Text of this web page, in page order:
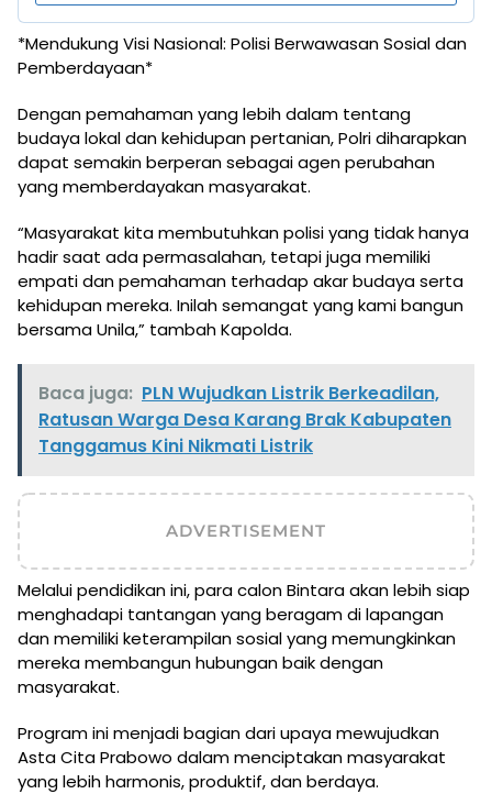
*Mendukung Visi Nasional: Polisi Berwawasan Sosial dan
Pemberdayaan*
Dengan pemahaman yang lebih dalam tentang
budaya lokal dan kehidupan pertanian, Polri diharapkan
dapat semakin berperan sebagai agen perubahan
yang memberdayakan masyarakat.
“Masyarakat kita membutuhkan polisi yang tidak hanya
hadir saat ada permasalahan, tetapi juga memiliki
empati dan pemahaman terhadap akar budaya serta
kehidupan mereka. Inilah semangat yang kami bangun
bersama Unila,” tambah Kapolda.
Baca juga: PLN Wujudkan Listrik Berkeadilan,
Ratusan Warga Desa Karang Brak Kabupaten
Tanggamus Kini Nikmati Listrik
ADVERTISEMENT
Melalui pendidikan ini, para calon Bintara akan lebih siap
menghadapi tantangan yang beragam di lapangan
dan memiliki keterampilan sosial yang memungkinkan
mereka membangun hubungan baik dengan
masyarakat.
Program ini menjadi bagian dari upaya mewujudkan
Asta Cita Prabowo dalam menciptakan masyarakat
yang lebih harmonis, produktif, dan berdaya.